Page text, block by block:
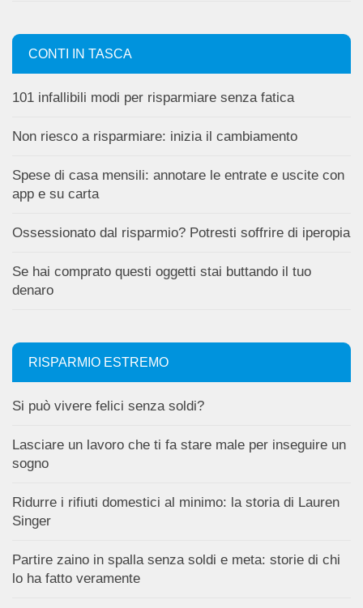
CONTI IN TASCA
101 infallibili modi per risparmiare senza fatica
Non riesco a risparmiare: inizia il cambiamento
Spese di casa mensili: annotare le entrate e uscite con
app e su carta
Ossessionato dal risparmio? Potresti soffrire di iperopia
Se hai comprato questi oggetti stai buttando il tuo
denaro
RISPARMIO ESTREMO
Si può vivere felici senza soldi?
Lasciare un lavoro che ti fa stare male per inseguire un
sogno
Ridurre i rifiuti domestici al minimo: la storia di Lauren
Singer
Partire zaino in spalla senza soldi e meta: storie di chi
lo ha fatto veramente